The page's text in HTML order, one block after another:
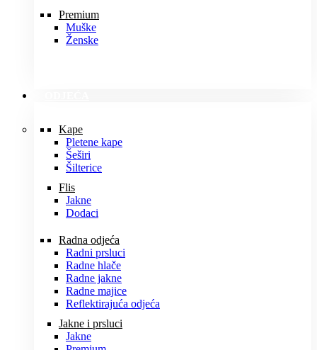
Premium
Muške
Ženske
Kape
Pletene kape
Šeširi
Šilterice
Flis
Jakne
Dodaci
Radna odjeća
Radni prsluci
Radne hlače
Radne jakne
Radne majice
Reflektirajuća odjeća
Jakne i prsluci
Jakne